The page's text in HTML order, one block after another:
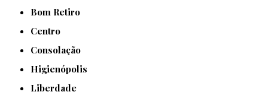
Bom Retiro
Centro
Consolação
Higienópolis
Liberdade